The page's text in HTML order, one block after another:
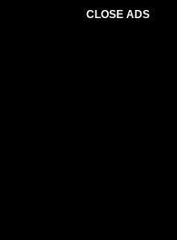
CLOSE ADS